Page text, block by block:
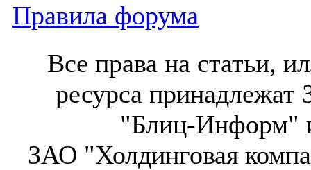
Правила форума
Все права на статьи,
ресурса
"Блиц-Информ"
ЗАО "Холдинговая